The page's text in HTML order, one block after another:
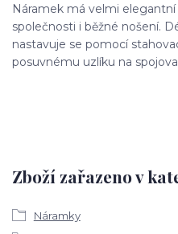
Náramek má velmi
společnosti i běžné nošení.
nastavuje se pomocí
posuvnému uzlíku na
Zboží zařazeno v
Náramky